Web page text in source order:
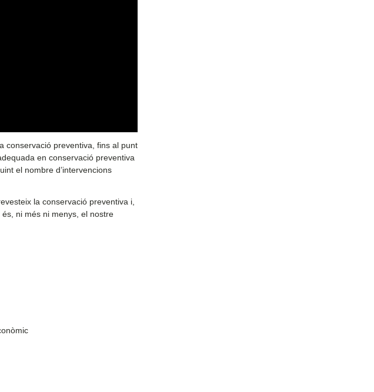
conservació preventiva, fins al punt
en conservació preventiva
el nombre d’intervencions
la conservació preventiva i,
ni més ni menys, el nostre